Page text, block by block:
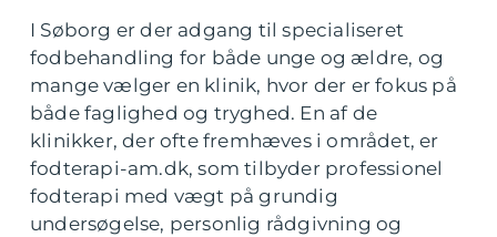
I Søborg er der adgang til specialiseret
fodbehandling for både unge og ældre, og
mange vælger en klinik, hvor der er fokus på
både faglighed og tryghed. En af de
klinikker, der ofte fremhæves i området, er
fodterapi-am.dk, som tilbyder professionel
fodterapi med vægt på grundig
undersøgelse, personlig rådgivning og